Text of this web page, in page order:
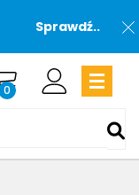
Sprawdź..
0